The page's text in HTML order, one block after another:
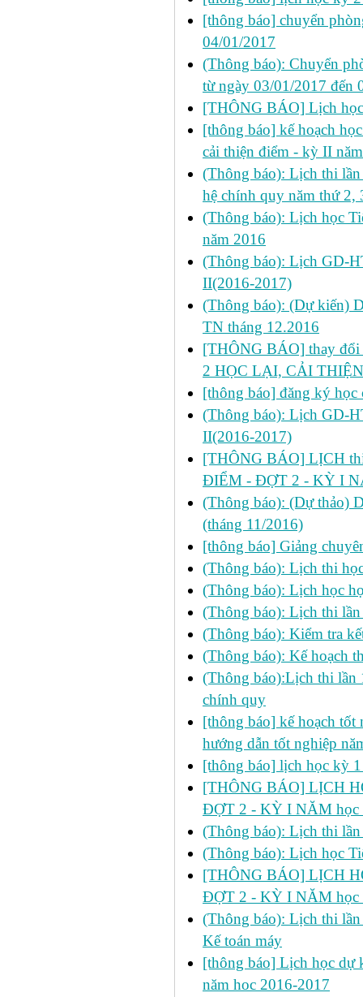
[thông báo] chuyển
04/01/2017
(Thông báo): Chuyển
từ ngày 03/01/2017 đến
[THÔNG BÁO] Lịch
[thông báo] kế hoạch
cải thiện điểm - kỳ II
(Thông báo): Lịch thi
hệ chính quy năm thứ 2,
(Thông báo): Lịch học
năm 2016
(Thông báo): Lịch GD-
II(2016-2017)
(Thông báo): (Dự kiến)
TN tháng 12.2016
[THÔNG BÁO] thay đổi
2 HỌC LẠI, CẢI
[thông báo] đăng ký
(Thông báo): Lịch GD-
II(2016-2017)
[THÔNG BÁO] LỊCH
ĐIỂM - ĐỢT 2 - KỲ I
(Thông báo): (Dự thảo)
(tháng 11/2016)
[thông báo] Giảng
(Thông báo): Lịch thi
(Thông báo): Lịch học
(Thông báo): Lịch thi
(Thông báo): Kiểm tra
(Thông báo): Kế hoạch
(Thông báo):Lịch thi lần
chính quy
[thông báo] kế hoạch tốt
hướng dẫn tốt nghiệp
[thông báo] lịch học kỳ
[THÔNG BÁO] LỊCH
ĐỢT 2 - KỲ I NĂM học
(Thông báo): Lịch thi
(Thông báo): Lịch học
[THÔNG BÁO] LỊCH
ĐỢT 2 - KỲ I NĂM học
(Thông báo): Lịch thi
Kế toán máy
[thông báo] Lịch học dự
năm hoc 2016-2017